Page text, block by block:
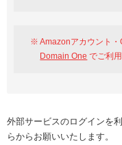
Amazonアカウント
Domain One でご利
外部サービスのログインを
らからお願いいたします。